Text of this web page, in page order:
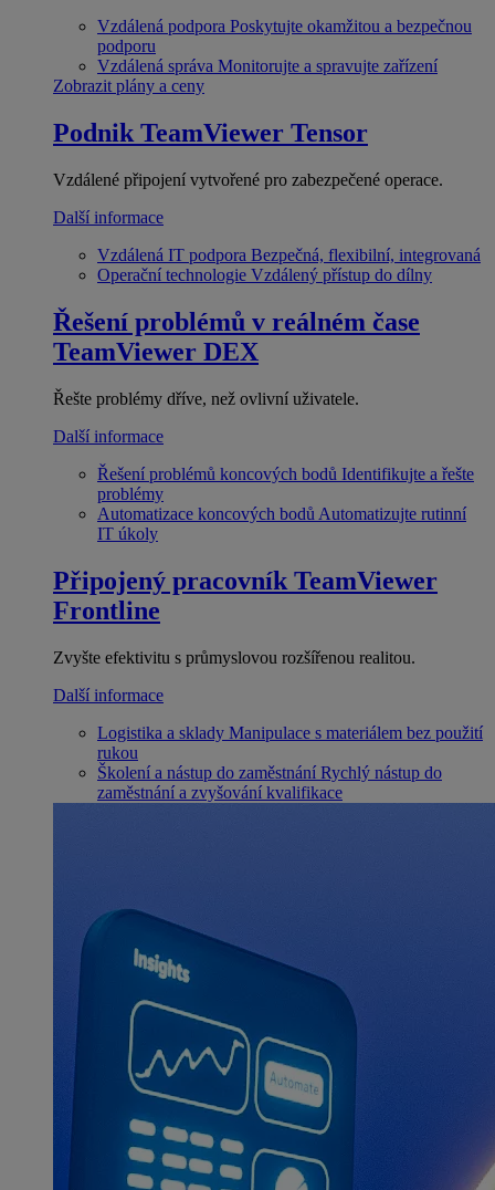
Vzdálená podpora Poskytujte okamžitou a bezpečnou
podporu
Vzdálená správa Monitorujte a spravujte zařízení
Zobrazit plány a ceny
Podnik TeamViewer Tensor
Vzdálené připojení vytvořené pro zabezpečené operace.
Další informace
Vzdálená IT podpora Bezpečná, flexibilní, integrovaná
Operační technologie Vzdálený přístup do dílny
Řešení problémů v reálném čase
TeamViewer DEX
Řešte problémy dříve, než ovlivní uživatele.
Další informace
Řešení problémů koncových bodů Identifikujte a řešte
problémy
Automatizace koncových bodů Automatizujte rutinní
IT úkoly
Připojený pracovník TeamViewer
Frontline
Zvyšte efektivitu s průmyslovou rozšířenou realitou.
Další informace
Logistika a sklady Manipulace s materiálem bez použití
rukou
Školení a nástup do zaměstnání Rychlý nástup do
zaměstnání a zvyšování kvalifikace